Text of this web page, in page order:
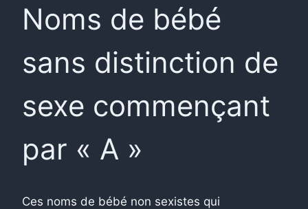
Noms de bébé
sans distinction de
sexe commençant
par « A »
Ces noms de bébé non sexistes qui